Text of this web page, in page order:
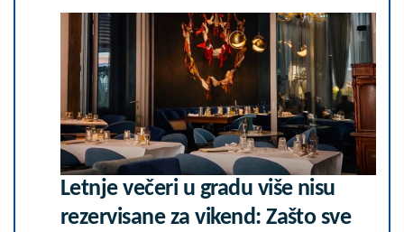
Letnje večeri u gradu više nisu
rezervisane za vikend: Zašto sve